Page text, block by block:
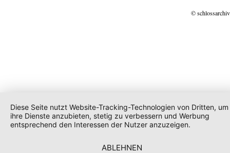
©
Diese Seite nutzt Website-Tracking-Technologien von Dritten, um
ihre Dienste anzubieten, stetig zu verbessern und Werbung
entsprechend den Interessen der Nutzer anzuzeigen.
ABLEHNEN